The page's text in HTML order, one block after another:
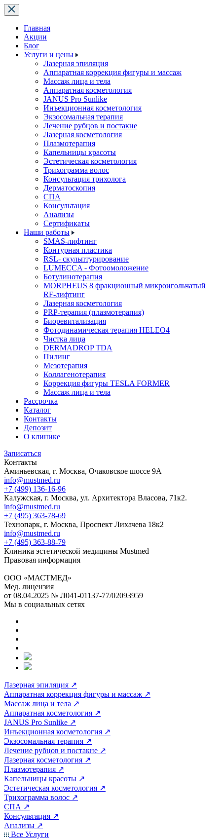
Главная
Акции
Блог
Услуги и цены
Лазерная эпиляция
Аппаратная коррекция фигуры и массаж
Массаж лица и тела
Аппаратная косметология
JANUS Pro Sunlike
Инъекционная косметология
Экзосомальная терапия
Лечение рубцов и постакне
Лазерная косметология
Плазмотерапия
Капельницы красоты
Эстетическая косметология
Трихограмма волос
Консультация трихолога
Дерматоскопия
СПА
Консультация
Анализы
Cертификаты
Наши работы
SMAS-лифтинг
Контурная пластика
RSL- скульптурирование
LUMECCA - Фотоомоложение
Ботулинотерапия
MORPHEUS 8 фракционный микроигольчатый
RF-лифтинг
Лазерная косметология
PRP-терапия (плазмотерапия)
Биоревитализация
Фотодинамическая терапия HELEO4
Чистка лица
DERMADROP TDA
Пилинг
Мезотерапия
Коллагенотерапия
Коррекция фигуры TESLA FORMER
Массаж лица и тела
Рассрочка
Каталог
Контакты
Депозит
О клинике
Записаться
Контакты
Аминьевская, г. Москва, Очаковское шоссе 9А
info@mustmed.ru
+7 (499) 136-16-96
Калужская, г. Москва, ул. Архитектора Власова, 71к2.
info@mustmed.ru
+7 (495) 363-78-69
Технопарк, г. Москва, Проспект Лихачева 18к2
info@mustmed.ru
+7 (495) 363-88-79
Клиника эстетической медицины Mustmed
Правовая информация
ООО «МАСТМЕД»
Мед. лицензия
от 08.04.2025 № Л041-01137-77/02093959
Мы в социальных сетях
Лазерная эпиляция ↗
Аппаратная коррекция фигуры и массаж ↗
Массаж лица и тела ↗
Аппаратная косметология ↗
JANUS Pro Sunlike ↗
Инъекционная косметология ↗
Экзосомальная терапия ↗
Лечение рубцов и постакне ↗
Лазерная косметология ↗
Плазмотерапия ↗
Капельницы красоты ↗
Эстетическая косметология ↗
Трихограмма волос ↗
СПА ↗
Консультация ↗
Анализы ↗
Все Услуги